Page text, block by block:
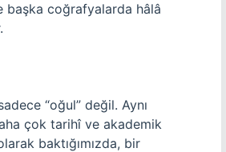
başka coğrafyalarda hâlâ
“oğul” değil. Aynı
çok tarihî ve akademik
baktığımızda, bir